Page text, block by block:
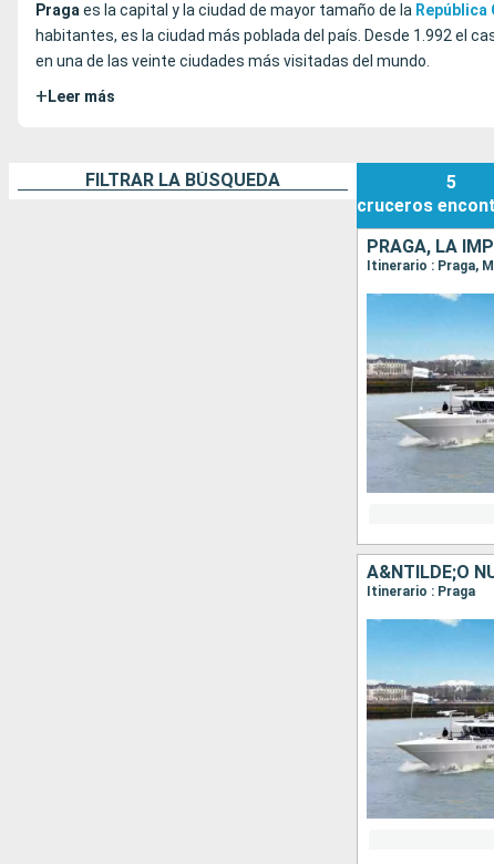
Praga es la capital y la ciudad de mayor tamaño de la República
habitantes, es la ciudad más poblada del país. Desde 1.992 el
en una de las veinte ciudades más visitadas del mundo.
+ Leer más
FILTRAR LA BÚSQUEDA
5
cruceros
Itinerario : Praga,
A&NTILDE;O
Itinerario : Praga